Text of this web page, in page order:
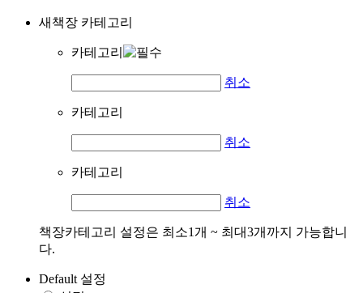
새책장 카테고리
카테고리
취소
카테고리
취소
카테고리
취소
책장카테고리 설정은 최소1개 ~ 최대3개까지 가능합니
다.
Default 설정